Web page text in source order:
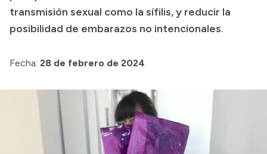
Compras y licitaciones
Consulta de pago a proveedores
Convocatorias
transmisión sexual como la sífilis, y reducir la
posibilidad de embarazos no intencionales.
Fecha: 28 de febrero de 2024